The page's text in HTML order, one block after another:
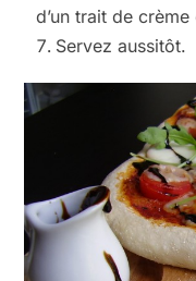
d’un trait de
Servez aussitôt.